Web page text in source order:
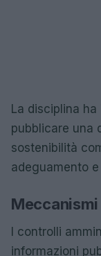
La disciplina
pubblicare una
sostenibilità
adeguamento
I controlli
informazioni